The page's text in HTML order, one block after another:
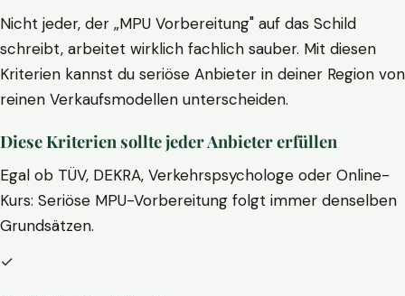
Nicht jeder, der „MPU Vorbereitung" auf das Schild
schreibt, arbeitet wirklich fachlich sauber. Mit diesen
Kriterien kannst du seriöse Anbieter in deiner Region von
reinen Verkaufsmodellen unterscheiden.
Diese Kriterien sollte jeder Anbieter erfüllen
Egal ob TÜV, DEKRA, Verkehrspsychologe oder Online-
Kurs: Seriöse MPU-Vorbereitung folgt immer denselben
Grundsätzen.
✓